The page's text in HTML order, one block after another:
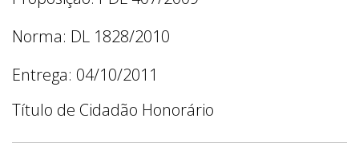
Norma: DL 1828/2010
Entrega: 04/10/2011
Título de Cidadão Honorário